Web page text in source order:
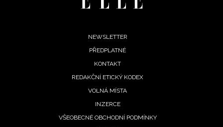
NEWSLETTER
PŘEDPLATNÉ
KONTAKT
REDAKČNÍ ETICKÝ KODEX
VOLNÁ MÍSTA
INZERCE
VŠEOBECNÉ OBCHODNÍ PODMÍNKY